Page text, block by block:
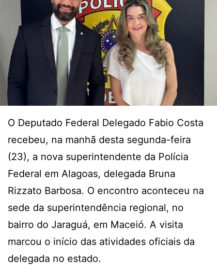
O Deputado Federal Delegado Fabio Costa
recebeu, na manhã desta segunda-feira
(23), a nova superintendente da Polícia
Federal em Alagoas, delegada Bruna
Rizzato Barbosa. O encontro aconteceu na
sede da superintendência regional, no
bairro do Jaraguá, em Maceió. A visita
marcou o início das atividades oficiais da
delegada no estado.